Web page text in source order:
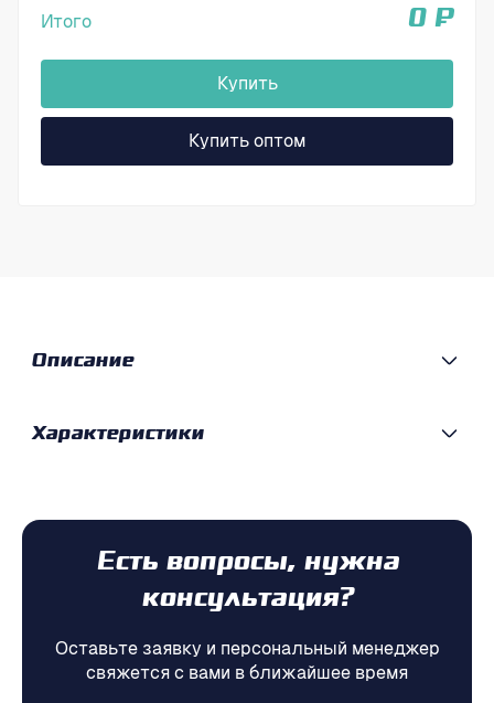
Итого 0 ₽
Купить
Купить оптом
Описание
Характеристики
Есть вопросы, нужна
консультация?
Оставьте заявку и персональный менеджер
свяжется с вами в ближайшее время